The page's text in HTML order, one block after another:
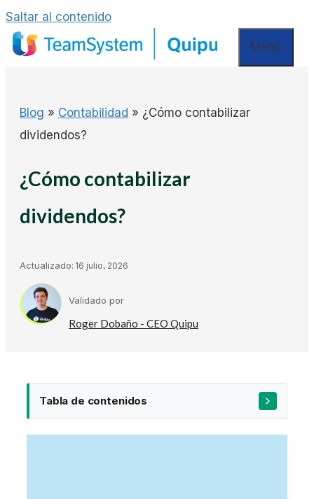
Saltar al contenido
Menú
Blog » Contabilidad » ¿Cómo contabilizar
dividendos?
¿Cómo contabilizar
dividendos?
Actualizado: 16 julio, 2026
Validado por
Roger Dobaño - CEO Quipu
Tabla de contenidos